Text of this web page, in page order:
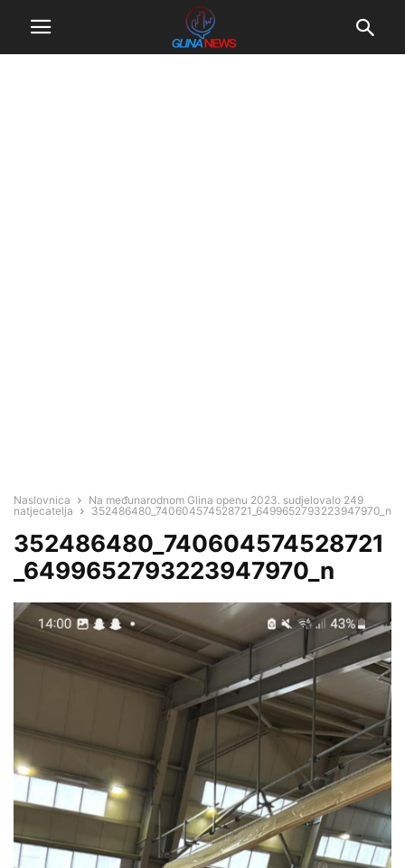
Naslovnica
Na međunarodnom Glina openu 2023. sudjelovalo 249
natjecatelja
352486480_740604574528721_6499652793223947970_n
352486480_740604574528721
_6499652793223947970_n